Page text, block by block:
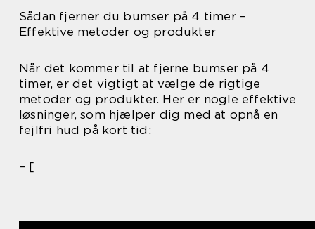
Sådan fjerner du bumser på 4 timer –
Effektive metoder og produkter
Når det kommer til at fjerne bumser på 4
timer, er det vigtigt at vælge de rigtige
metoder og produkter. Her er nogle effektive
løsninger, som hjælper dig med at opnå en
fejlfri hud på kort tid:
– [